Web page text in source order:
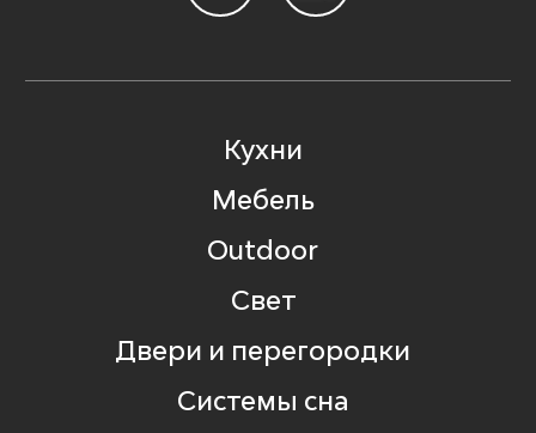
Кухни
Мебель
Outdoor
Свет
Двери и перегородки
Системы сна